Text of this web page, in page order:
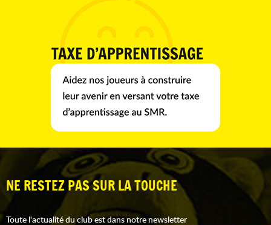
NE RESTEZ PAS SUR LA TOUCHE
Toute l'actualité du club est dans notre newsletter